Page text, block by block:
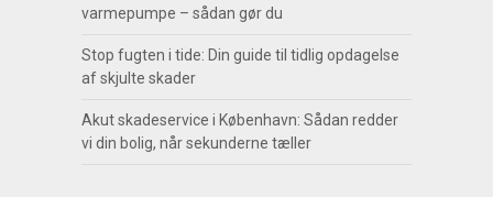
varmepumpe – sådan gør du
Stop fugten i tide: Din guide til tidlig opdagelse
af skjulte skader
Akut skadeservice i København: Sådan redder
vi din bolig, når sekunderne tæller